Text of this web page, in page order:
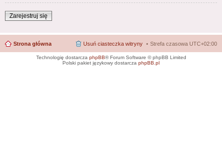
Zarejestruj się
Strona główna Strefa czasowa UTC+02:00
Usuń ciasteczka witryny
Technologię dostarcza phpBB® Forum Software © phpBB Limited
Polski pakiet językowy dostarcza phpBB.pl